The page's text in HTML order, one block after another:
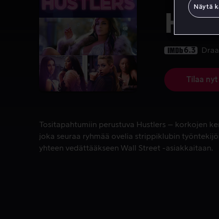
6.3
Tilaa nyt
Tositapahtumiin perustuva Hustlers – korkojen
Tositapahtumiin perustuva Hustlers – korkojen
joka seuraa ryhmää ovelia strippiklubin
yhteen vedättääkseen Wall Street -asiakkaitaan.
Näytä